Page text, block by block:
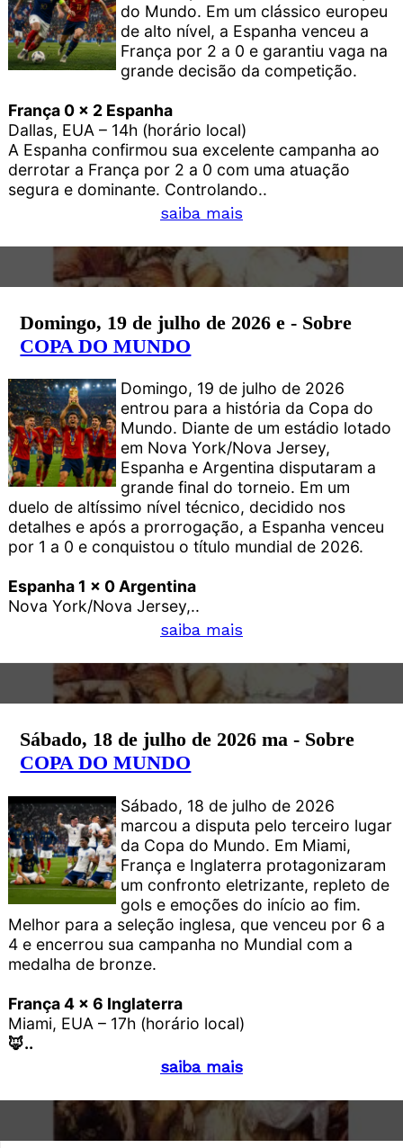
do Mundo. Em um clássico europeu
de alto nível, a Espanha venceu a
França por 2 a 0 e garantiu vaga na
grande decisão da competição.
França 0 x 2 Espanha
Dallas, EUA – 14h (horário local)
A Espanha confirmou sua excelente campanha ao
derrotar a França por 2 a 0 com uma atuação
segura e dominante. Controlando..
saiba mais
Domingo, 19 de julho de 2026 e - Sobre
COPA DO MUNDO
Domingo, 19 de julho de 2026
entrou para a história da Copa do
Mundo. Diante de um estádio lotado
em Nova York/Nova Jersey,
Espanha e Argentina disputaram a
grande final do torneio. Em um
duelo de altíssimo nível técnico, decidido nos
detalhes e após a prorrogação, a Espanha venceu
por 1 a 0 e conquistou o título mundial de 2026.
Espanha 1 x 0 Argentina
Nova York/Nova Jersey,..
saiba mais
Sábado, 18 de julho de 2026 ma - Sobre
COPA DO MUNDO
Sábado, 18 de julho de 2026
marcou a disputa pelo terceiro lugar
da Copa do Mundo. Em Miami,
França e Inglaterra protagonizaram
um confronto eletrizante, repleto de
gols e emoções do início ao fim.
Melhor para a seleção inglesa, que venceu por 6 a
4 e encerrou sua campanha no Mundial com a
medalha de bronze.
França 4 x 6 Inglaterra
Miami, EUA – 17h (horário local)
🦊..
saiba mais